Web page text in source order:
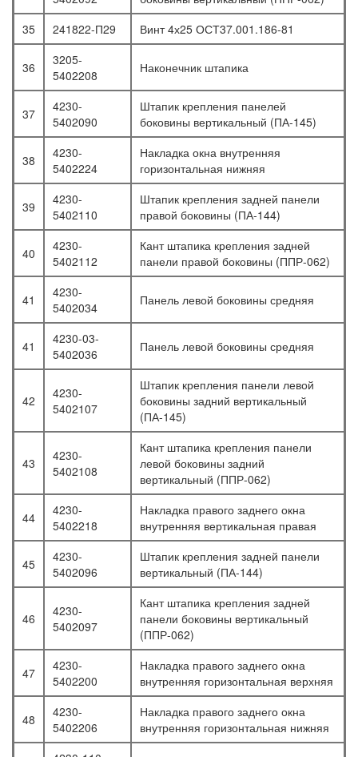
35
241822-П29 Винт 4х25 ОСТ37.001.186-81
36
3205-
5402208
Наконечник штапика
37
4230-
5402090
Штапик крепления панелей
боковины вертикальный (ПА-145)
38
4230-
5402224
Накладка окна внутренняя
горизонтальная нижняя
39
4230-
5402110
Штапик крепления задней панели
правой боковины (ПА-144)
40
4230-
5402112
Кант штапика крепления задней
панели правой боковины (ППР-062)
41
4230-
5402034
Панель левой боковины средняя
41
4230-03-
5402036
Панель левой боковины средняя
42
4230-
5402107
Штапик крепления панели левой
боковины задний вертикальный
(ПА-145)
43
4230-
5402108
Кант штапика крепления панели
левой боковины задний
вертикальный (ППР-062)
44
4230-
5402218
Накладка правого заднего окна
внутренняя вертикальная правая
45
4230-
5402096
Штапик крепления задней панели
вертикальный (ПА-144)
46
4230-
5402097
Кант штапика крепления задней
панели боковины вертикальный
(ППР-062)
47
4230-
5402200
Накладка правого заднего окна
внутренняя горизонтальная верхняя
48
4230-
5402206
Накладка правого заднего окна
внутренняя горизонтальная нижняя